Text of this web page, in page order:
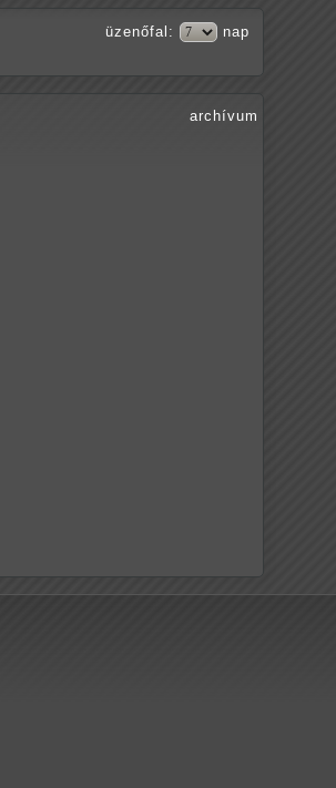
üzenőfal : nap
archívum